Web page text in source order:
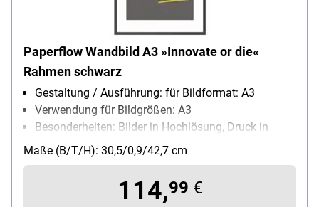
Paperflow Wandbild A3 »Innovate or die«
Rahmen schwarz
Gestaltung / Ausführung: für Bildformat: A3
Verwendung für Bildgrößen: A3
Besonderheiten: Bilder in Hochlösung, Druck in
Hochlösung
Maße (B/T/H): 30,5/0,9/42,7 cm
114,99 €